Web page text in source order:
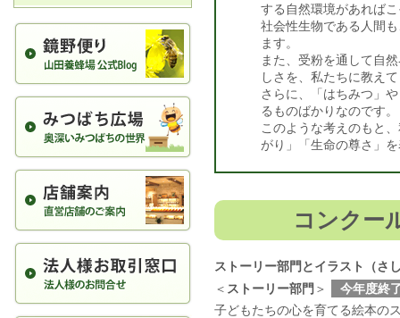
する自然環境があれば
社会性生物である人間
ます。
また、受粉を通して自
しさを、私たちに教え
さらに、「はちみつ」
るものばかりなのです。
このような考えのもと
がり」「生命の尊さ」
コンクー
ストーリー部門とイラスト（さ
＜ ストーリー部門 ＞
今年度終
子どもたちの心を育てる絵本の